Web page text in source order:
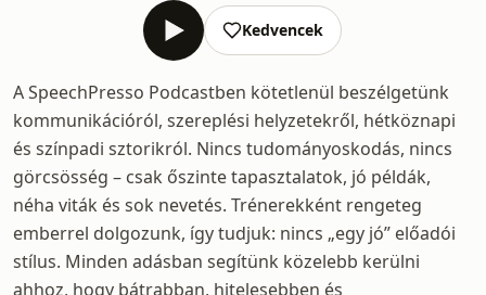
Kedvencek
A SpeechPresso Podcastben kötetlenül beszélgetünk
kommunikációról, szereplési helyzetekről, hétköznapi
és színpadi sztorikról. Nincs tudományoskodás, nincs
görcsösség – csak őszinte tapasztalatok, jó példák,
néha viták és sok nevetés. Trénerekként rengeteg
emberrel dolgozunk, így tudjuk: nincs „egy jó” előadói
stílus. Minden adásban segítünk közelebb kerülni
ahhoz, hogy bátrabban, hitelesebben és